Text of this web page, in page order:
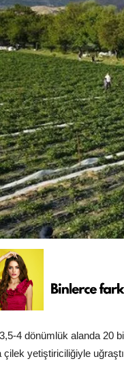
4 dönümlük alanda 20
çilek yetiştiriciliğiyle